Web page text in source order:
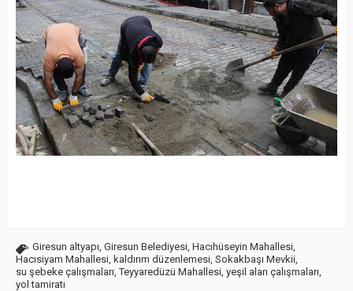
Giresun altyapı Giresun Belediyesi Hacıhüseyin Mahallesi
Hacısiyam Mahallesi kaldırım düzenlemesi Sokakbaşı Mevkii
su şebeke çalışmaları ,Teyyaredüzü Mahallesi yeşil alan çalışmaları
yol tamiratı